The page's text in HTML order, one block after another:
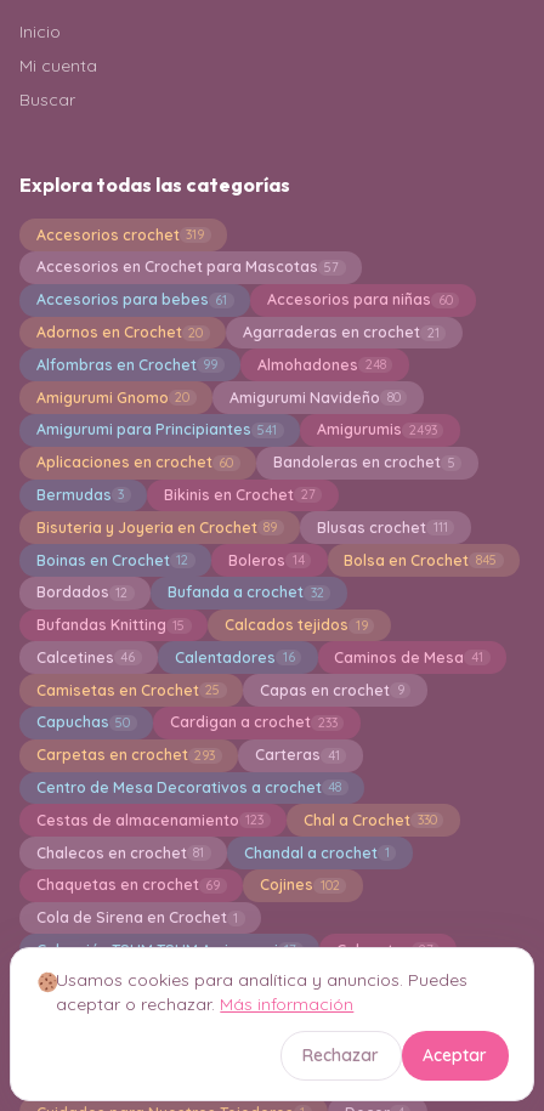
Inicio
Mi cuenta
Buscar
Explora todas las categorías
Accesorios crochet 319
Accesorios en Crochet para Mascotas 57
Accesorios para bebes 61 Accesorios para niñas 60
Adornos en Crochet 20 Agarraderas en crochet 21
Alfombras en Crochet 99 Almohadones 248
Amigurumi Gnomo 20 Amigurumi Navideño 80
Amigurumi para Principiantes 541 Amigurumis 2493
Aplicaciones en crochet 60 Bandoleras en crochet 5
Bermudas 3 Bikinis en Crochet 27
Bisuteria y Joyeria en Crochet 89 Blusas crochet 111
Boinas en Crochet 12 Boleros 14 Bolsa en Crochet 845
Bordados 12 Bufanda a crochet 32
Bufandas Knitting 15 Calcados tejidos 19
Calcetines 46 Calentadores 16 Caminos de Mesa 41
Camisetas en Crochet 25 Capas en crochet 9
Capuchas 50 Cardigan a crochet 233
Carpetas en crochet 293 Carteras 41
Centro de Mesa Decorativos a crochet 48
Cestas de almacenamiento 123 Chal a Crochet 330
Chalecos en crochet 81 Chandal a crochet 1
Chaquetas en crochet 69 Cojines 102
Cola de Sirena en Crochet 1
Colección TSUM TSUM Amigurumi 17 Colgantes 27
Collar de ganchillo 17 Conjuntos de ganchillo 15
Covertor para Tazas a crochet 33 Crochet Creativo
Crochet para Principantes 41
49 Cuellos en Crochet 20
Usamos cookies para analítica y anuncios. Puedes
aceptar o rechazar. Más información
Rechazar Aceptar